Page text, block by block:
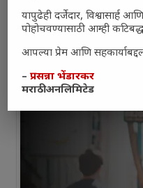
यापुढेही दर्जेदार, विश्वासार्ह
पोहोचवण्यासाठी आम्ही
आपल्या प्रेम आणि
–प्रसन्ना भेंडारकर
मराठी अनलिमिटेड